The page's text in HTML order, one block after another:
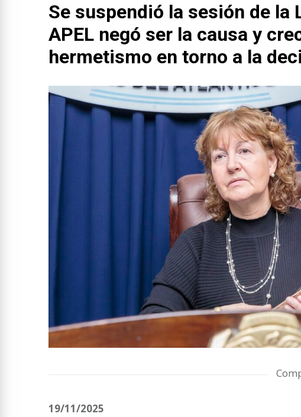
Se suspendió la sesión de la
APEL negó ser la causa y
hermetismo en torno a la
19/11/2025